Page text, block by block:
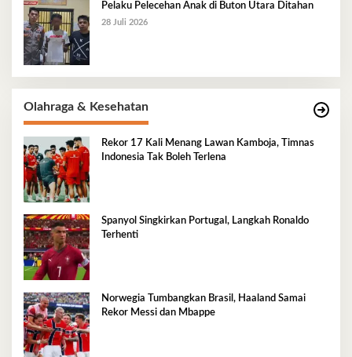
Pelaku Pelecehan Anak di Buton Utara Ditahan
28 Juli 2026
Olahraga & Kesehatan
Rekor 17 Kali Menang Lawan Kamboja, Timnas
Indonesia Tak Boleh Terlena
Spanyol Singkirkan Portugal, Langkah Ronaldo
Terhenti
Norwegia Tumbangkan Brasil, Haaland Samai
Rekor Messi dan Mbappe